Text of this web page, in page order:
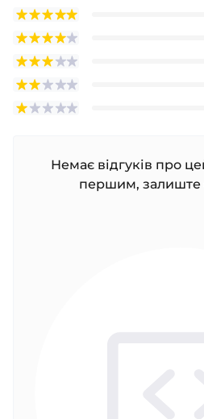
Немає відгуків про
першим, залиште